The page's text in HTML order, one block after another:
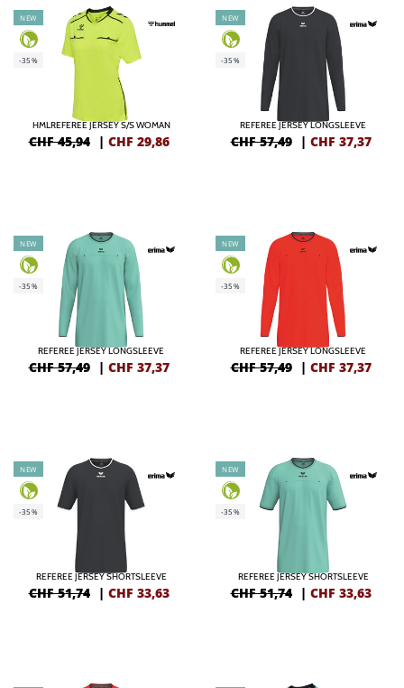
NEW
-35%
HMLREFEREE JERSEY S/S WOMAN
CHF 45,94 | CHF 29,86
NEW
-35%
REFEREE JERSEY LONGSLEEVE
CHF 57,49 | CHF 37,37
NEW
-35%
REFEREE JERSEY LONGSLEEVE
CHF 57,49 | CHF 37,37
NEW
-35%
REFEREE JERSEY LONGSLEEVE
CHF 57,49 | CHF 37,37
NEW
-35%
REFEREE JERSEY SHORTSLEEVE
CHF 51,74 | CHF 33,63
NEW
-35%
REFEREE JERSEY SHORTSLEEVE
CHF 51,74 | CHF 33,63